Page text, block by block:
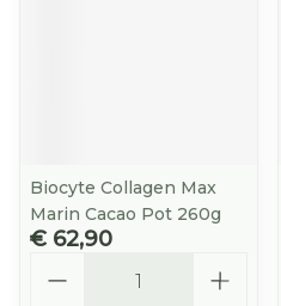
Biocyte Collagen Max
Marin Cacao Pot 260g
€ 62,90